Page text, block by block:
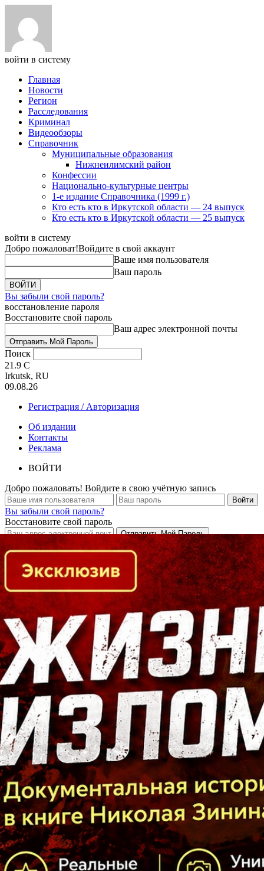
войти в систему
Главная
Новости
Регион
Расследования
Криминал
Видеообзоры
Справочник
Муниципальные образования
Нижнеилимский район
Конфессии
Национально-культурные центры
1-е издание Справочника (1999 г.)
Кто есть кто в Иркутской области — 24 выпуск
Кто есть кто в Иркутской области — 25 выпуск
войти в систему
Добро пожаловат!Войдите в свой аккаунт
Ваше имя пользователя
Ваш пароль
Вы забыли свой пароль?
восстановление пароля
Восстановите свой пароль
Ваш адрес электронной почты
Поиск
21.9 C
Irkutsk, RU
09.08.26
Регистрация / Авторизация
Об издании
Контакты
Реклама
ВОЙТИ
Добро пожаловать! Войдите в свою учётную запись
Вы забыли свой пароль?
Восстановите свой пароль
Кто есть кто в Байкальском регионе